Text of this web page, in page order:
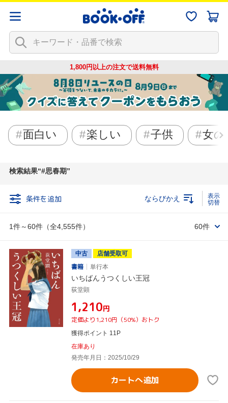
1,800円以上の注文で送料無料
面白い 楽しい 子供 女の
検索結果 #思春期
条件を追加
1件～60件（全4,555件）
ならびかえ
60件
中古
店舗受取可
書籍
単行本
いちばんうつくしい王冠
荻堂顕
¥1,210円
定価より1,210円（50%）おトク
獲得ポイント 11P
在庫あり
発売年月日：2025/10/29
カートへ追加